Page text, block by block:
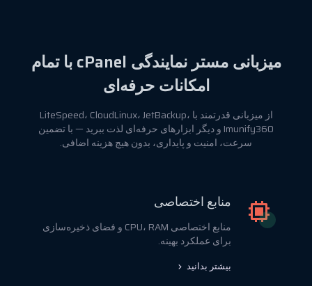
میزبانی مستر نمایندگی cPanel با تمام
امکانات حرفه‌ای
از میزبانی قدرتمند با LiteSpeed، CloudLinux، JetBackup،
Imunify360 و دیگر ابزارهای حرفه‌ای لذت ببرید — با تضمین
سرعت، امنیت و پایداری، بدون هیچ هزینه اضافی.
منابع اختصاصی
منابع اختصاصی CPU، RAM و فضای ذخیره‌سازی
برای عملکرد بهینه.
بیشتر بدانید